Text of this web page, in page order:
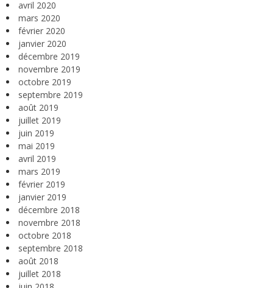
avril 2020
mars 2020
février 2020
janvier 2020
décembre 2019
novembre 2019
octobre 2019
septembre 2019
août 2019
juillet 2019
juin 2019
mai 2019
avril 2019
mars 2019
février 2019
janvier 2019
décembre 2018
novembre 2018
octobre 2018
septembre 2018
août 2018
juillet 2018